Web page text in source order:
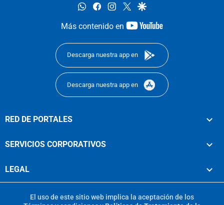
whatsappfacebookinstagram
twittergoogle
Más contenido en
youtube-
Descarga nuestra app en
Descarga nuestra app en
RED DE PORTALES
SERVICIOS CORPORATIVOS
LEGAL
El uso de este sitio web implica la aceptación de los